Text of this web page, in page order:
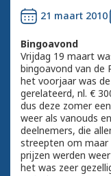
21 maart 2010
Bingoavond
Vrijdag 19 maart
bingoavond van de
het voorjaar was
gerelateerd, nl. €
dus deze zomer
weer als vanouds
deelnemers, die
streepten om maar
prijzen werden
het was zeer